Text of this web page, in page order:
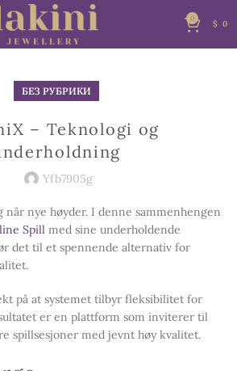
0
$ 0
БЕЗ РУБРИКИ
– Teknologi og
Yfb7905g
nye høyder. I denne sammenhengen
Spill med sine underholdende
det til et spennende alternativ for
på at systemet tilbyr fleksibilitet for
er en plattform som inviterer til
spillsesjoner med jevnt høy kvalitet.